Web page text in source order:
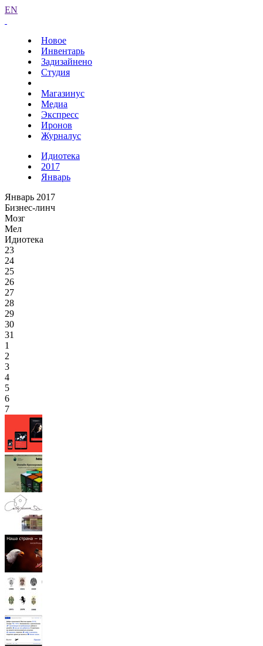
EN
Новое
Инвентарь
Задизайнено
Студия
Магазинус
Медиа
Экспресс
Иронов
Журналус
Идиотека
2017
Январь
Январь 2017
Бизнес-линч
Мозг
Мел
Идиотека
23
24
25
26
27
28
29
30
31
1
2
3
4
5
6
7